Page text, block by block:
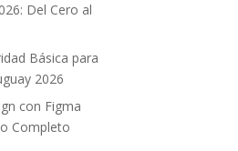
Del Cero al
Básica para
2026
con Figma
Completo